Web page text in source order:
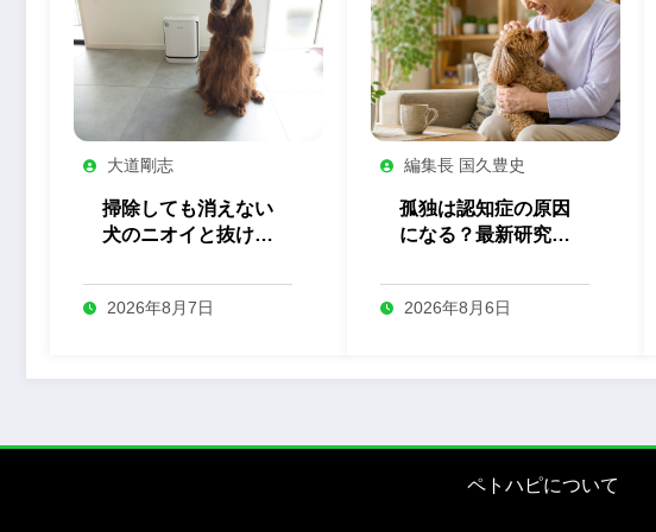
大道剛志
掃除しても消えない
犬のニオイと抜け
た「空気管理」の答
え
2026年8月7日
編集長 国久豊史
孤独は認知症の原因
になる？最新研究か
支える「つながり」
の力
2026年8月6日
ペトハピについて